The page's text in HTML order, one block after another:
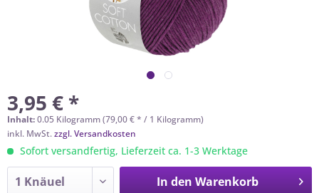
3,95 € *
Inhalt:0.05 Kilogramm (79,00 € * / 1 Kilogramm)
inkl. MwSt.zzgl. Versandkosten
Sofort versandfertig, Lieferzeit ca. 1-3 Werktage
In den Warenkorb